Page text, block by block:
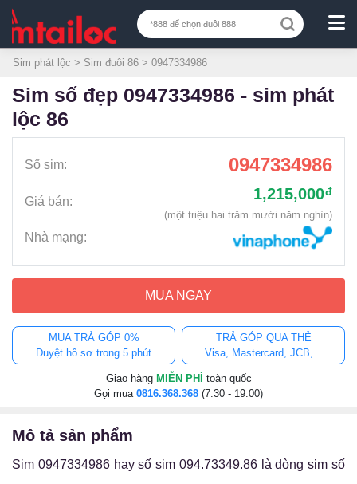
Sim phát lộc > Sim đuôi 86 > 0947334986
sim số đẹp 0947334986 - sim phát
lộc 86
Số sim: 0947334986
Giá bán: 1,215,000đ
(một triệu hai trăm mười năm nghìn)
Nhà mạng:
MUA NGAY
MUA TRẢ GÓP 0%
Duyệt hồ sơ trong 5 phút
TRẢ GÓP QUA THẺ
Visa, Mastercard, JCB,...
Giao hàng MIỄN PHÍ toàn quốc
Gọi mua 0816.368.368 (7:30 - 19:00)
mô tả sản phẩm
Sim 0947334986 hay số sim 094.73349.86 là dòng sim số